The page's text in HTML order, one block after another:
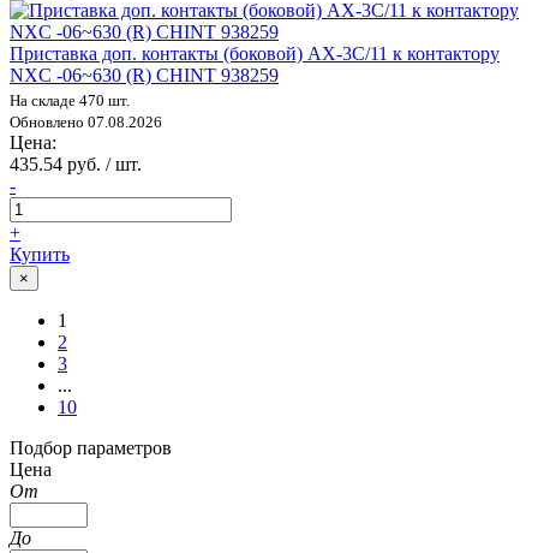
Приставка доп. контакты (боковой) AX-3C/11 к контактору
NXC -06~630 (R) CHINT 938259
На складе 470 шт.
Обновлено 07.08.2026
Цена:
435.54 руб. / шт.
-
+
Купить
×
1
2
3
...
10
Подбор параметров
Цена
От
До